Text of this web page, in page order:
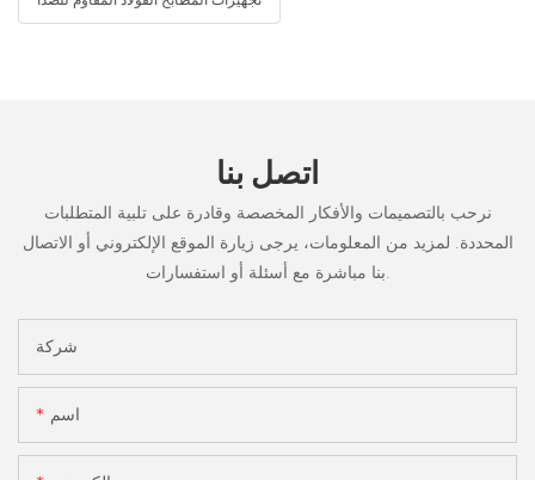
اتصل بنا
نرحب بالتصميمات والأفكار المخصصة وقادرة على تلبية المتطلبات
المحددة. لمزيد من المعلومات، يرجى زيارة الموقع الإلكتروني أو الاتصال
شركة
اسم